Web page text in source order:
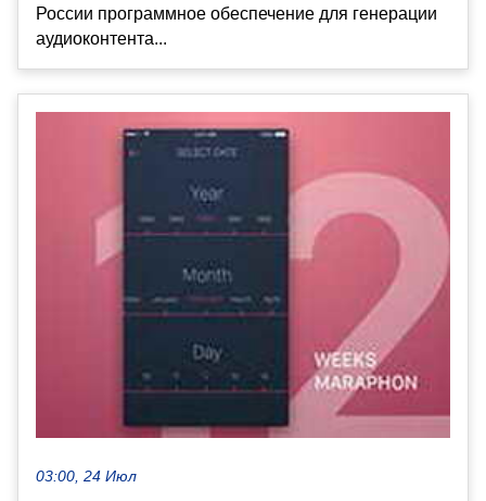
России программное обеспечение для генерации
аудиоконтента...
03:00, 24 Июл